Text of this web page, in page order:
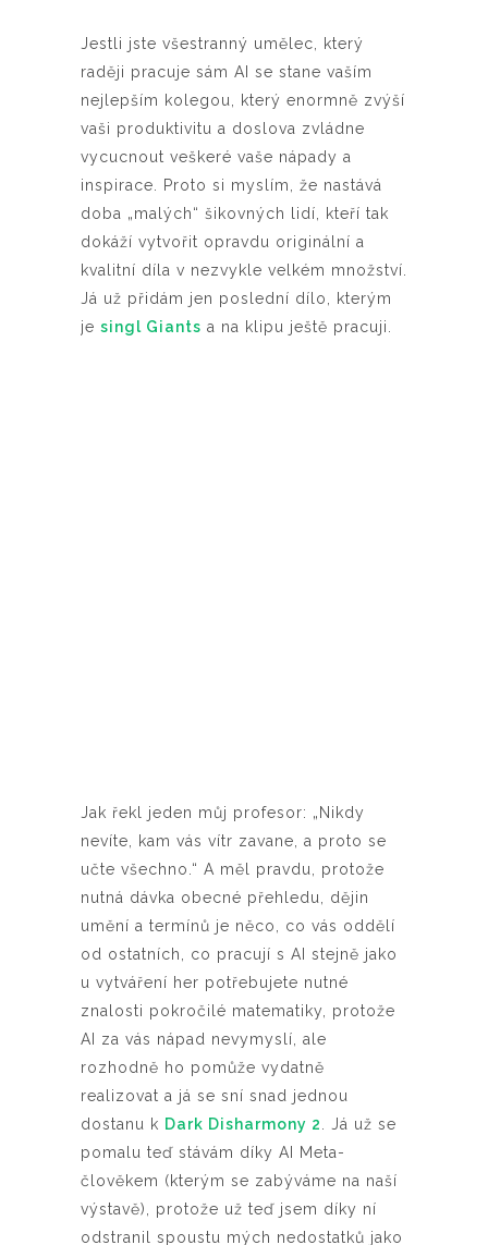
Jestli jste všestranný umělec, který
raději pracuje sám AI se stane vaším
nejlepším kolegou, který enormně zvýší
vaši produktivitu a doslova zvládne
vycucnout veškeré vaše nápady a
inspirace. Proto si myslím, že nastává
doba „malých“ šikovných lidí, kteří tak
dokáží vytvořit opravdu originální a
kvalitní díla v nezvykle velkém množství.
Já už přidám jen poslední dílo, kterým
je singl Giants a na klipu ještě pracuji.
Jak řekl jeden můj profesor: „Nikdy
nevíte, kam vás vítr zavane, a proto se
učte všechno.“ A měl pravdu, protože
nutná dávka obecné přehledu, dějin
umění a termínů je něco, co vás oddělí
od ostatních, co pracují s AI stejně jako
u vytváření her potřebujete nutné
znalosti pokročilé matematiky, protože
AI za vás nápad nevymyslí, ale
rozhodně ho pomůže vydatně
realizovat a já se sní snad jednou
dostanu k Dark Disharmony 2
. Já už se
pomalu teď stávám díky AI Meta-
člověkem (kterým se zabýváme na naší
výstavě), protože už teď jsem díky ní
odstranil spoustu mých nedostatků jako